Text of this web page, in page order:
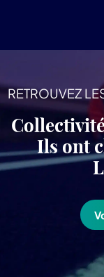
RETROUVEZ
Ils ont